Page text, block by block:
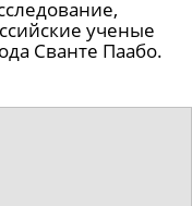
ученые
Сванте Паабо.